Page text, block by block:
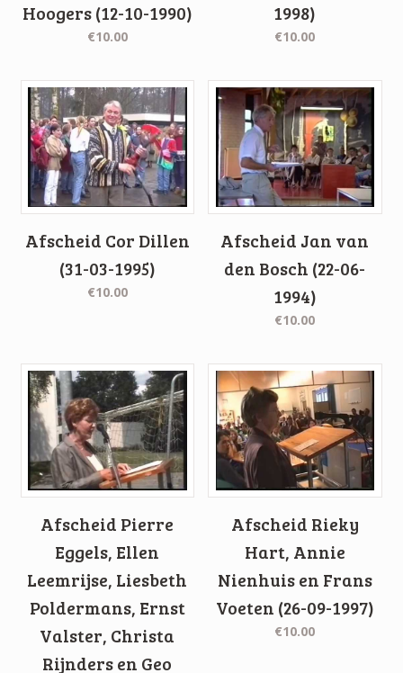
Hoogers (12-10-1990)
€10.00
1998)
€10.00
Afscheid Cor Dillen
(31-03-1995)
€10.00
Afscheid Jan van
den Bosch (22-06-
1994)
€10.00
Afscheid Pierre
Eggels, Ellen
Leemrijse, Liesbeth
Poldermans, Ernst
Valster, Christa
Rijnders en Geo
Afscheid Rieky
Hart, Annie
Nienhuis en Frans
Voeten (26-09-1997)
€10.00